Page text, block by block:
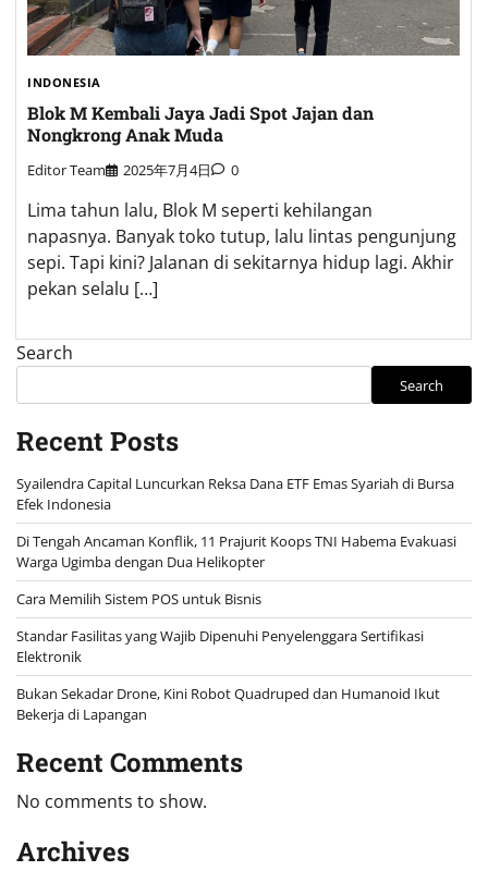
INDONESIA
Blok M Kembali Jaya Jadi Spot Jajan dan
Nongkrong Anak Muda
Editor Team 2025年7月4日 0
Lima tahun lalu, Blok M seperti kehilangan
napasnya. Banyak toko tutup, lalu lintas pengunjung
sepi. Tapi kini? Jalanan di sekitarnya hidup lagi. Akhir
pekan selalu […]
Search
Search
Recent Posts
Syailendra Capital Luncurkan Reksa Dana ETF Emas Syariah di Bursa
Efek Indonesia
Di Tengah Ancaman Konflik, 11 Prajurit Koops TNI Habema Evakuasi
Warga Ugimba dengan Dua Helikopter
Cara Memilih Sistem POS untuk Bisnis
Standar Fasilitas yang Wajib Dipenuhi Penyelenggara Sertifikasi
Elektronik
Bukan Sekadar Drone, Kini Robot Quadruped dan Humanoid Ikut
Bekerja di Lapangan
Recent Comments
No comments to show.
Archives